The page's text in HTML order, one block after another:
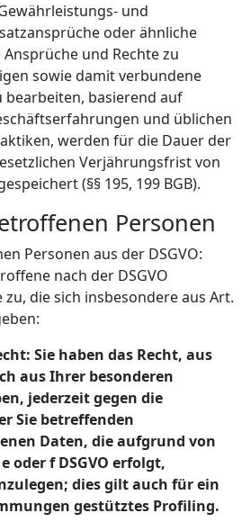
und
oder ähnliche
und Rechte zu
sowie damit verbundene
bearbeiten, basierend auf
und üblichen
werden für die Dauer der
Verjährungsfrist von
(§§ 195, 199 BGB).
Personen
Personen aus der DSGVO:
nach der DSGVO
zu, die sich insbesondere aus Art.
Sie haben das Recht, aus
aus Ihrer besonderen
jederzeit gegen die
Sie betreffenden
Daten, die aufgrund von
oder f DSGVO erfolgt,
dies gilt auch für ein
gestütztes Profiling.